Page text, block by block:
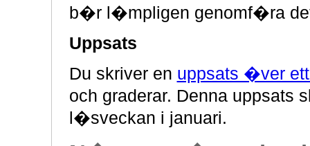
b�r l�mpligen genomf�ra
Uppsats
Du skriver en uppsats �ver
och graderar. Denna
l�sveckan i januari.